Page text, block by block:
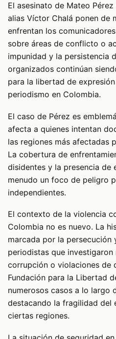
El asesinato de Mateo
alias Víctor Chalá ponen de
enfrentan los
sobre áreas de conflicto o
impunidad y la persistencia
organizados continúan
para la libertad de
periodismo en Colombia.
El caso de Pérez es
afecta a quienes intentan
las regiones más afectadas
La cobertura de
disidentes y la presencia de
menudo un foco de peligro
independientes.
El contexto de la violencia
Colombia no es nuevo. La
marcada por la persecución
periodistas que
corrupción o violaciones de
Fundación para la Libertad
numerosos casos a lo largo
destacando la fragilidad del
ciertas regiones.